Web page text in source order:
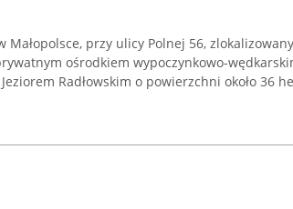
Małopolsce, przy ulicy Polnej 56,
ośrodkiem wypoczynkowo-
Radłowskim o powierzchni około 36